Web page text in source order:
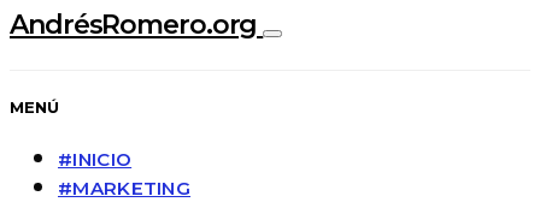
AndrésRomero.org
MENÚ
#INICIO
#MARKETING